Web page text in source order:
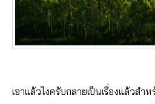
เอาแล้วไงครับกลายเป็นเรื่องแล้วส